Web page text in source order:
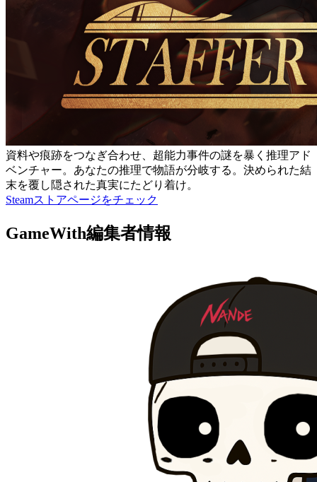
資料や痕跡をつなぎ合わせ、超能力事件の謎を暴く推理アド
ベンチャー。あなたの推理で物語が分岐する。決められた結
末を覆し隠された真実にたどり着け。
Steamストアページをチェック
GameWith編集者情報